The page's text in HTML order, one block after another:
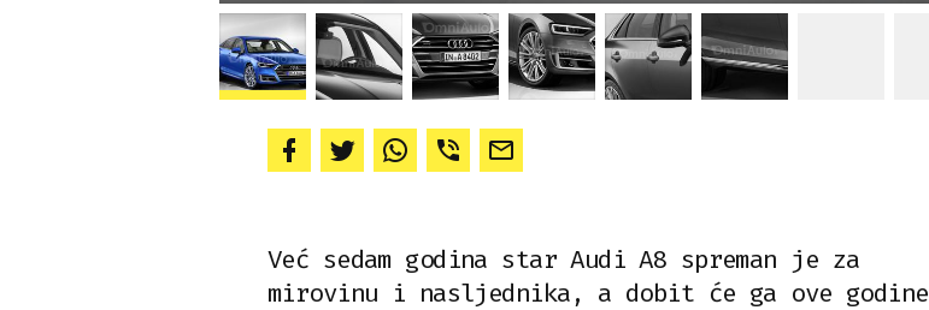
Već sedam godina star Audi A8 spreman je za
mirovinu i nasljednika, a dobit će ga ove godine